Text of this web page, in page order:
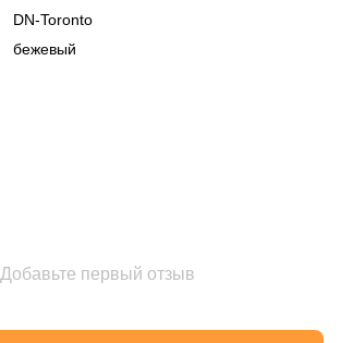
DN-Toronto
бежевый
Добавьте первый отзыв